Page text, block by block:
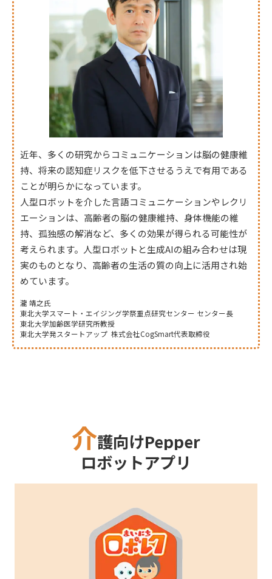
近年、多くの研究からコミュニケーションは脳の健康維
持、将来の認知症リスクを低下させるうえで有用である
ことが明らかになっています。
人型ロボットを介した言語コミュニケーションやレクリ
エーションは、高齢者の脳の健康維持、身体機能の維
持、孤独感の解消など、多くの効果が得られる可能性が
考えられます。人型ロボットと生成AIの組み合わせは現
実のものとなり、高齢者の生活の質の向上に活用され始
めています。
瀧 靖之氏
東北大学スマート・エイジング学祭重点研究センター センター長
東北大学加齢医学研究所教授
東北大学発スタートアップ 株式会社CogSmart代表取締役
介護向けPepper
ロボットアプリ